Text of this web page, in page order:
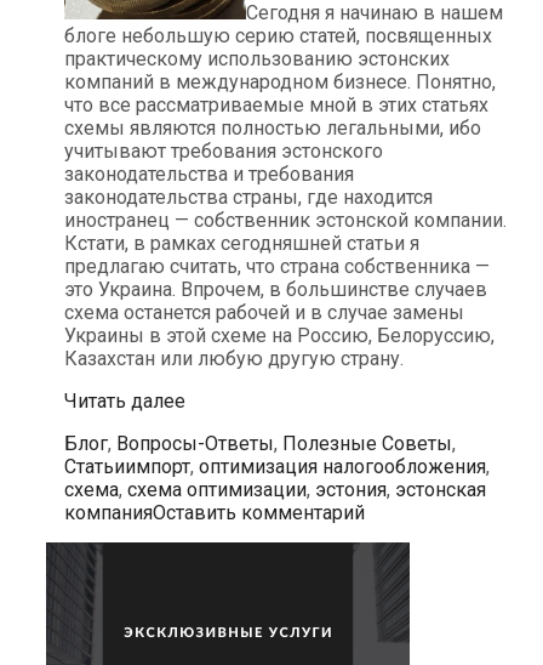
Сегодня я начинаю в нашем
блоге небольшую серию статей, посвященных
практическому использованию эстонских
компаний в международном бизнесе. Понятно,
что все рассматриваемые мной в этих статьях
схемы являются полностью легальными, ибо
учитывают требования эстонского
законодательства и требования
законодательства страны, где находится
иностранец — собственник эстонской компании.
Кстати, в рамках сегодняшней статьи я
предлагаю считать, что страна собственника —
это Украина. Впрочем, в большинстве случаев
схема останется рабочей и в случае замены
Украины в этой схеме на Россию, Белоруссию,
Казахстан или любую другую страну.
Читать далееО
использования
собственной
эстонской
компании
при
Рубрики
Блог, Вопросы-Ответы, Полезные Советы,
СтатьиМетки
импорт, оптимизация налогообложения,
схема, схема оптимизации, эстония, эстонская
компанияОставить комментарий